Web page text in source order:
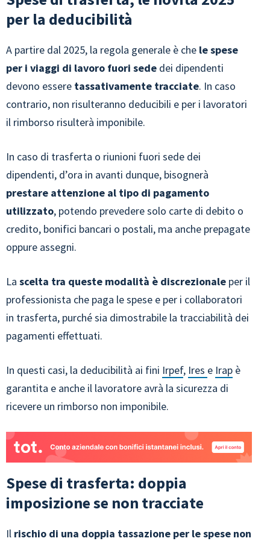
per la deducibilità
A partire dal 2025, la regola generale è che le spese
per i viaggi di lavoro fuori sede dei dipendenti
devono essere tassativamente tracciate. In caso
contrario, non risulteranno deducibili e per i lavoratori
il rimborso risulterà imponibile.
In caso di trasferta o riunioni fuori sede dei
dipendenti, d’ora in avanti dunque, bisognerà
prestare attenzione al tipo di pagamento
utilizzato, potendo prevedere solo carte di debito o
credito, bonifici bancari o postali, ma anche prepagate
oppure assegni.
La scelta tra queste modalità è discrezionale per il
professionista che paga le spese e per i collaboratori
in trasferta, purché sia dimostrabile la tracciabilità dei
pagamenti effettuati.
In questi casi, la deducibilità ai fini Irpef, Ires e Irap è
garantita e anche il lavoratore avrà la sicurezza di
ricevere un rimborso non imponibile.
Spese di trasferta: doppia
imposizione se non tracciate
Il rischio di una doppia tassazione per le spese non